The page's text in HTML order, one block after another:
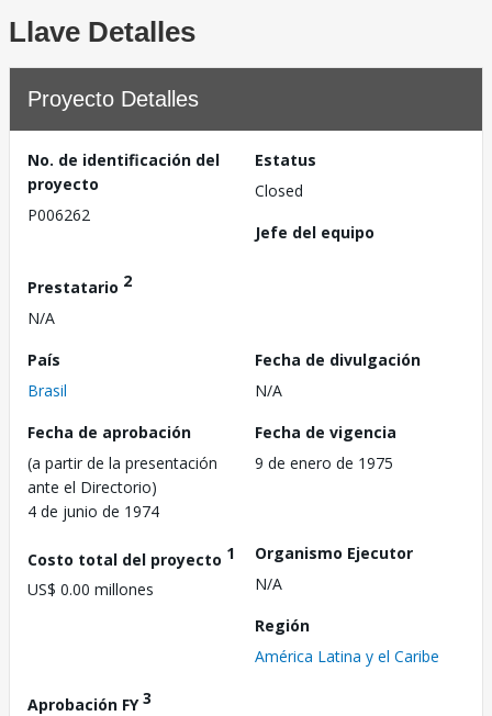
Llave Detalles
Proyecto Detalles
No. de identificación del
proyecto
P006262
Estatus
Closed
Jefe del equipo
Prestatario 2
N/A
País
Brasil
Fecha de divulgación
N/A
Fecha de aprobación
(a partir de la presentación
ante el Directorio)
4 de junio de 1974
Fecha de vigencia
9 de enero de 1975
Costo total del proyecto 1
US$ 0.00 millones
Organismo Ejecutor
N/A
Región
América Latina y el Caribe
Aprobación FY3